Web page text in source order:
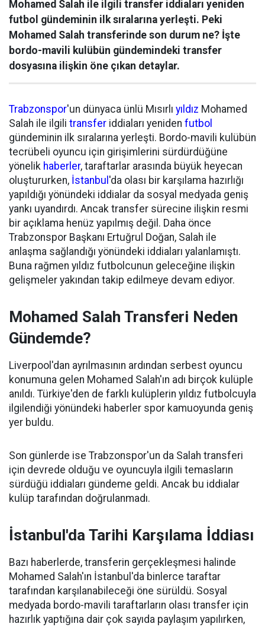
Mohamed Salah ile ilgili transfer iddiaları yeniden
futbol gündeminin ilk sıralarına yerleşti. Peki
Mohamed Salah transferinde son durum ne? İşte
bordo-mavili kulübün gündemindeki transfer
dosyasına ilişkin öne çıkan detaylar.
Trabzonspor'un dünyaca ünlü Mısırlı yıldız Mohamed
Salah ile ilgili transfer iddiaları yeniden futbol
gündeminin ilk sıralarına yerleşti. Bordo-mavili kulübün
tecrübeli oyuncu için girişimlerini sürdürdüğüne
yönelik haberler, taraftarlar arasında büyük heyecan
oluştururken, İstanbul 'da olası bir karşılama hazırlığı
yapıldığı yönündeki iddialar da sosyal medyada geniş
yankı uyandırdı. Ancak transfer sürecine ilişkin resmi
bir açıklama henüz yapılmış değil. Daha önce
Trabzonspor Başkanı Ertuğrul Doğan, Salah ile
anlaşma sağlandığı yönündeki iddiaları yalanlamıştı.
Buna rağmen yıldız futbolcunun geleceğine ilişkin
gelişmeler yakından takip edilmeye devam ediyor.
Mohamed Salah Transferi Neden
Gündemde?
Liverpool'dan ayrılmasının ardından serbest oyuncu
konumuna gelen Mohamed Salah'ın adı birçok kulüple
anıldı. Türkiye'den de farklı kulüplerin yıldız futbolcuyla
ilgilendiği yönündeki haberler spor kamuoyunda geniş
yer buldu.
Son günlerde ise Trabzonspor'un da Salah transferi
için devrede olduğu ve oyuncuyla ilgili temasların
sürdüğü iddiaları gündeme geldi. Ancak bu iddialar
kulüp tarafından doğrulanmadı.
İstanbul'da Tarihi Karşılama İddiası
Bazı haberlerde, transferin gerçekleşmesi halinde
Mohamed Salah'ın İstanbul'da binlerce taraftar
tarafından karşılanabileceği öne sürüldü. Sosyal
medyada bordo-mavili taraftarların olası transfer için
hazırlık yaptığına dair çok sayıda paylaşım yapılırken,